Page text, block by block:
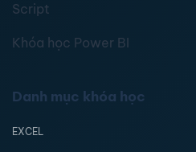
Script
Khóa học Power BI
Danh mục khóa học
EXCEL